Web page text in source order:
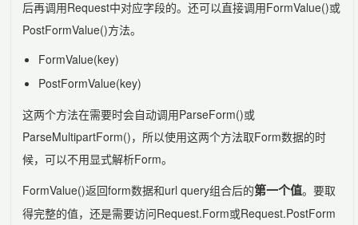
后再调用Request中对应字段的。还可以直接调用FormValue()或
PostFormValue()方法。
FormValue(key)
PostFormValue(key)
这两个方法在需要时会自动调用ParseForm()或
ParseMultipartForm()，所以使用这两个方法取Form数据的时
候，可以不用显式解析Form。
FormValue()返回form数据和url query组合后的第一个值。要取
得完整的值，还是需要访问Request.Form或Request.PostForm